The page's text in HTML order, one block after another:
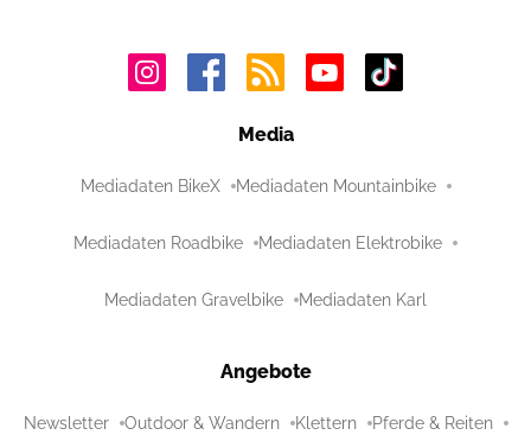
Media
Mediadaten BikeX Mediadaten Mountainbike
Mediadaten Roadbike Mediadaten Elektrobike
Mediadaten Gravelbike Mediadaten Karl
Angebote
Newsletter Outdoor & Wandern Klettern Pferde & Reiten